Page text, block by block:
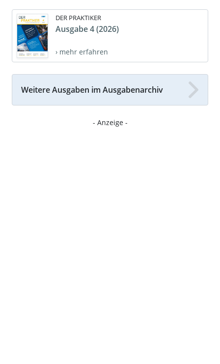
DER PRAKTIKER
Ausgabe 4 (2026)
› mehr erfahren
Weitere Ausgaben im Ausgabenarchiv
- Anzeige -